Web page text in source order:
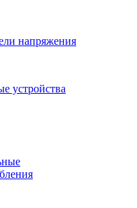
напряжения
устройства